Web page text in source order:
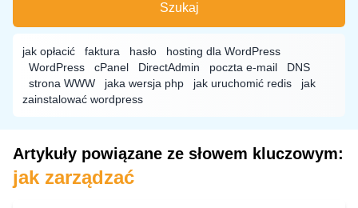
Szukaj
jak opłacić faktura hasło
hosting dla WordPress
WordPress
cPanel DirectAdmin poczta e-mail
DNS
strona WWW
jaka wersja php jak uruchomić redis
jak
zainstalować wordpress
Artykuły powiązane ze słowem kluczowym:
jak zarządzać